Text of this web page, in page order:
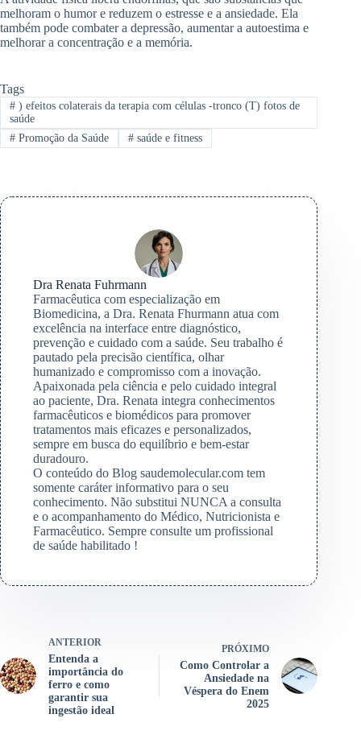
melhoram o humor e reduzem o estresse e a ansiedade. Ela
também pode combater a depressão, aumentar a autoestima e
melhorar a concentração e a memória.
Tags
#) efeitos colaterais da terapia com células -tronco (T) fotos de
saúde
#Promoção da Saúde #saúde e fitness
Dra Renata Fuhrmann
Farmacêutica com especialização em
Biomedicina, a Dra. Renata Fhurmann atua com
excelência na interface entre diagnóstico,
prevenção e cuidado com a saúde. Seu trabalho é
pautado pela precisão científica, olhar
humanizado e compromisso com a inovação.
Apaixonada pela ciência e pelo cuidado integral
ao paciente, Dra. Renata integra conhecimentos
farmacêuticos e biomédicos para promover
tratamentos mais eficazes e personalizados,
sempre em busca do equilíbrio e bem-estar
duradouro.
O conteúdo do Blog saudemolecular.com tem
somente caráter informativo para o seu
conhecimento. Não substitui NUNCA a consulta
e o acompanhamento do Médico, Nutricionista e
Farmacêutico. Sempre consulte um profissional
de saúde habilitado !
ANTERIOR
Entenda a
importância do
ferro e como
garantir sua
ingestão ideal
PRÓXIMO
Como Controlar a
Ansiedade na
Véspera do Enem
2025